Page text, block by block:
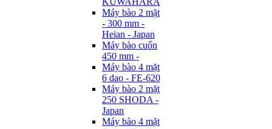
Máy bào 2 mặt
- 300 mm -
Heian - Japan
Máy bào cuốn
450 mm -
Máy bào 4 mặt
6 dao - FE-620
Máy bào 2 mặt
250 SHODA -
Japan
Máy bào 4 mặt